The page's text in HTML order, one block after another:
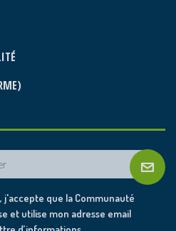
j'accepte que la Communauté
et utilise mon adresse email